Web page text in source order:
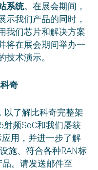
系统。在展会期间，
示我们产品的同时，
我们芯片和解决方案
将在展会期间举办一
技术演示。
奇
以了解比科奇完整架
射频SoC和我们屡获
用，并进一步了解
施、符合各种RAN标
。请发送邮件至